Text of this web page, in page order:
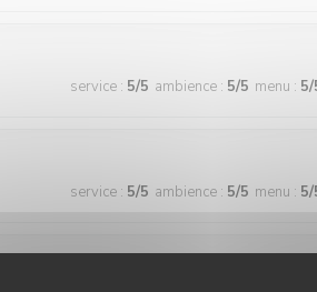
service : 5/5 ambience : 5/5 menu : 5/
service : 5/5 ambience : 5/5 menu : 5/